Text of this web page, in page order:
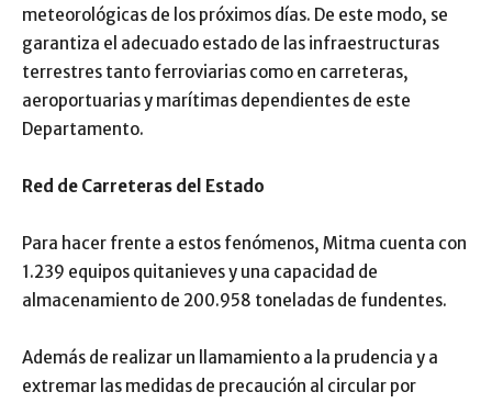
meteorológicas de los próximos días. De este modo, se
garantiza el adecuado estado de las infraestructuras
terrestres tanto ferroviarias como en carreteras,
aeroportuarias y marítimas dependientes de este
Departamento.
Red de Carreteras del Estado
Para hacer frente a estos fenómenos, Mitma cuenta con
1.239 equipos quitanieves y una capacidad de
almacenamiento de 200.958 toneladas de fundentes.
Además de realizar un llamamiento a la prudencia y a
extremar las medidas de precaución al circular por